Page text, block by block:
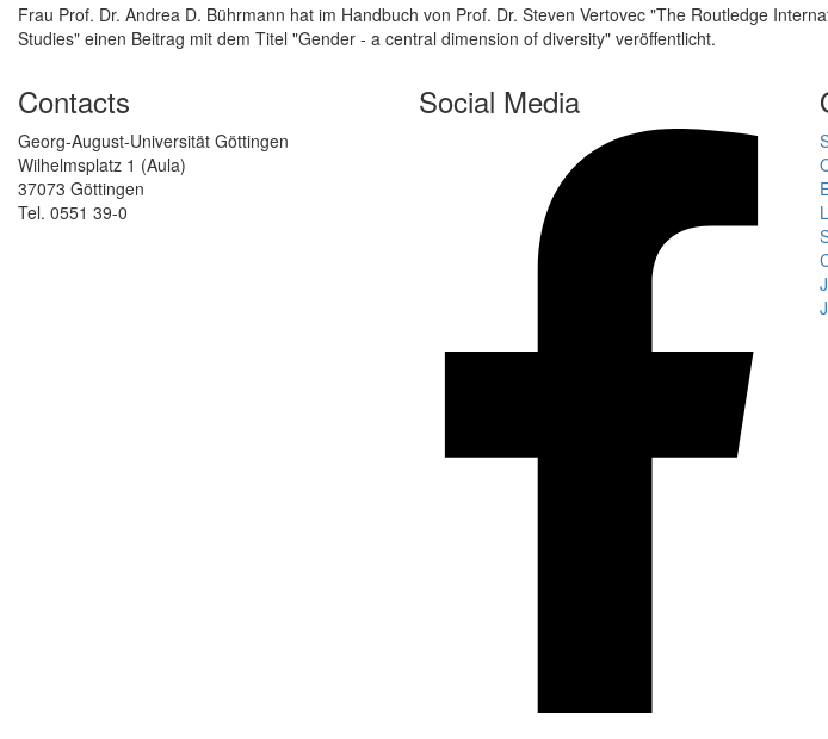
Frau Prof. Dr. Andrea D. Bührmann hat im Handbuch von Prof. Dr. Steven Vertovec "The Routledge
Studies" einen Beitrag mit dem Titel "Gender - a central dimension of diversity" veröffentlicht.
Contacts
Georg-August-Universität Göttingen
Wilhelmsplatz 1 (Aula)
37073 Göttingen
Tel. 0551 39-0
Social Media